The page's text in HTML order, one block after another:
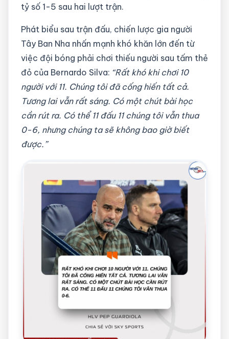
tỷ số 1-5 sau hai lượt trận.
Phát biểu sau trận đấu, chiến lược gia người
Tây Ban Nha nhấn mạnh khó khăn lớn đến từ
việc đội bóng phải chơi thiếu người sau tấm thẻ
đỏ của Bernardo Silva: “Rất khó khi chơi 10
người với 11. Chúng tôi đã cống hiến tất cả.
Tương lai vẫn rất sáng. Có một chút bài học
cần rút ra. Có thể 11 đấu 11 chúng tôi vẫn thua
0-6, nhưng chúng ta sẽ không bao giờ biết
được.”